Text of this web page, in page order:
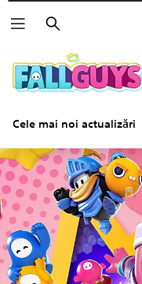
Cele mai noi actualizări